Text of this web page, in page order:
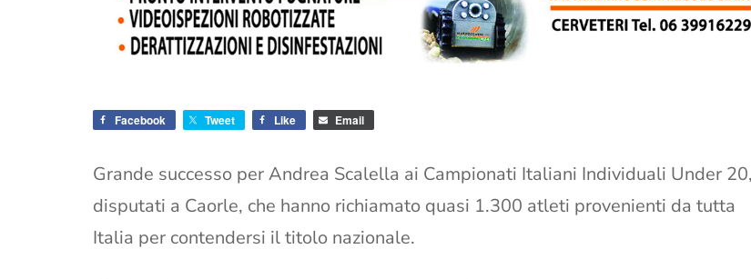
Facebook Tweet Like Email
Grande successo per Andrea Scalella ai Campionati Italiani Individuali Under 20,
disputati a Caorle, che hanno richiamato quasi 1.300 atleti provenienti da tutta
Italia per contendersi il titolo nazionale.